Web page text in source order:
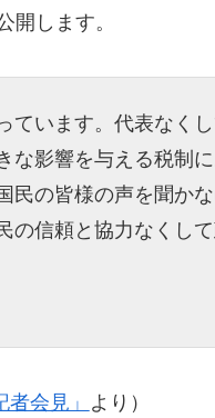
開します。
います。代表なく
な影響を与える税制
の皆様の声を聞かな
の信頼と協力なくし
会見」 より）